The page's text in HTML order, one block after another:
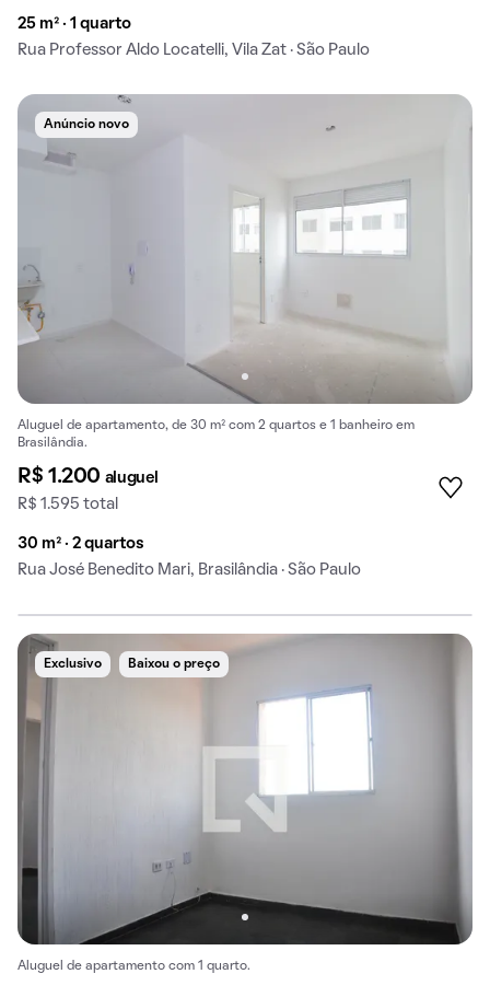
25 m² · 1 quarto
Rua Professor Aldo Locatelli, Vila Zat · São Paulo
Anúncio novo
Aluguel de apartamento, de 30 m² com 2 quartos e 1 banheiro em
Brasilândia.
R$ 1.200 aluguel
R$ 1.595 total
30 m² · 2 quartos
Rua José Benedito Mari, Brasilândia · São Paulo
Exclusivo Baixou o preço
Aluguel de apartamento com 1 quarto.